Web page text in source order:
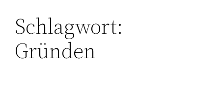
Zum
Inhalt
springen
Schlagwort:
Gründen